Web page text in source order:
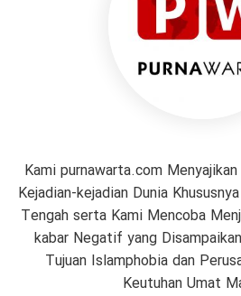
Kami purnawarta.com
Kejadian-kejadian Dunia
Tengah serta Kami Mencoba
kabar Negatif yang
Tujuan Islamphobia dan
Keutuhan Umat